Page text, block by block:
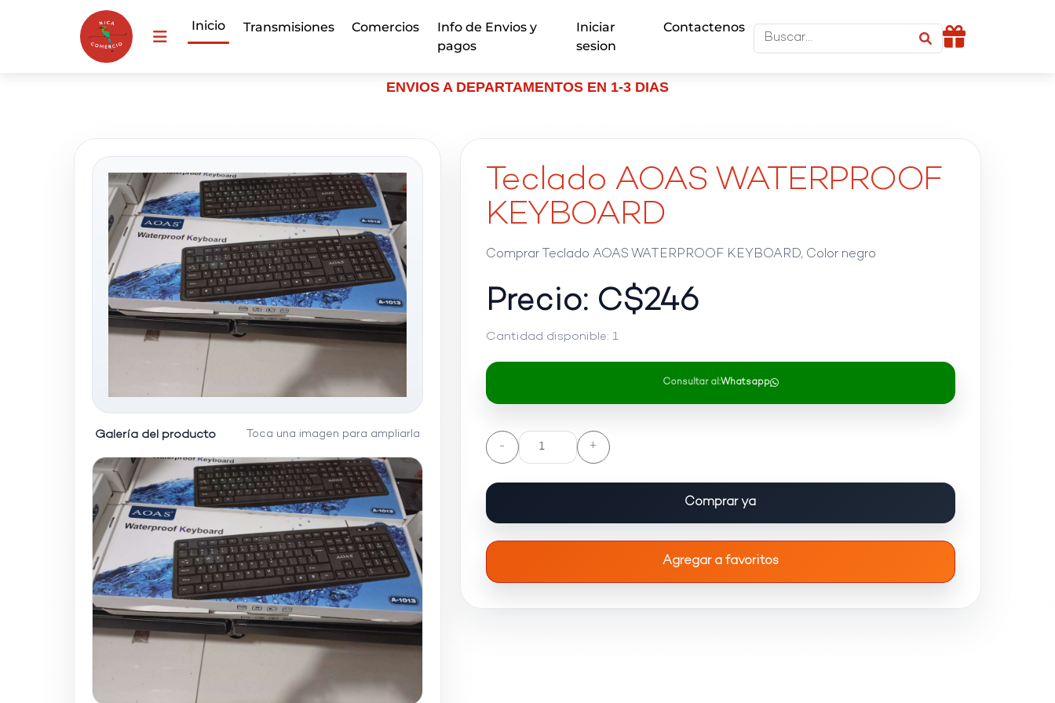
Inicio Transmisiones Comercios
Info de Envios y
pagos
Iniciar
sesion
Contactenos
ENVIOS A DEPARTAMENTOS EN 1-3 DIAS
Galería del producto Toca una imagen para ampliarla
Teclado AOAS WATERPROOF
KEYBOARD
Comprar Teclado AOAS WATERPROOF KEYBOARD, Color negro
Precio: C$246
Cantidad disponible: 1
Consultar al:Whatsapp
- +
Comprar ya
Agregar a favoritos